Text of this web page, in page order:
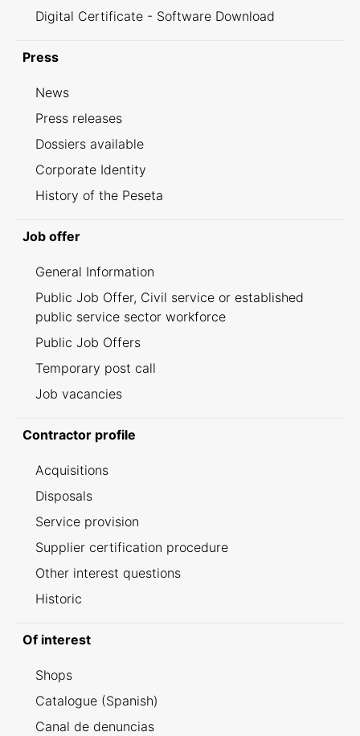
Digital Certificate - Software Download
Press
News
Press releases
Dossiers available
Corporate Identity
History of the Peseta
Job offer
General Information
Public Job Offer, Civil service or established
public service sector workforce
Public Job Offers
Temporary post call
Job vacancies
Contractor profile
Acquisitions
Disposals
Service provision
Supplier certification procedure
Other interest questions
Historic
Of interest
Shops
Catalogue (Spanish)
Canal de denuncias